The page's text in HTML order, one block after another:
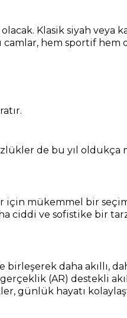
Klasik siyah veya
camlar, hem sportif
de bu yıl
mükemmel bir
ciddi ve sofistike bir
birleşerek daha akıllı,
(AR) destekli
günlük hayatı